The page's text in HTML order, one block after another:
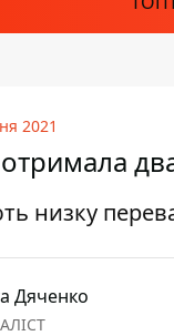
2021
низку
Дяченко